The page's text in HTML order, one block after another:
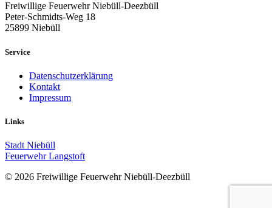
Freiwillige Feuerwehr Niebüll-Deezbüll
Peter-Schmidts-Weg 18
25899 Niebüll
Service
Datenschutzerklärung
Kontakt
Impressum
Links
Stadt Niebüll
Feuerwehr Langstoft
© 2026 Freiwillige Feuerwehr Niebüll-Deezbüll